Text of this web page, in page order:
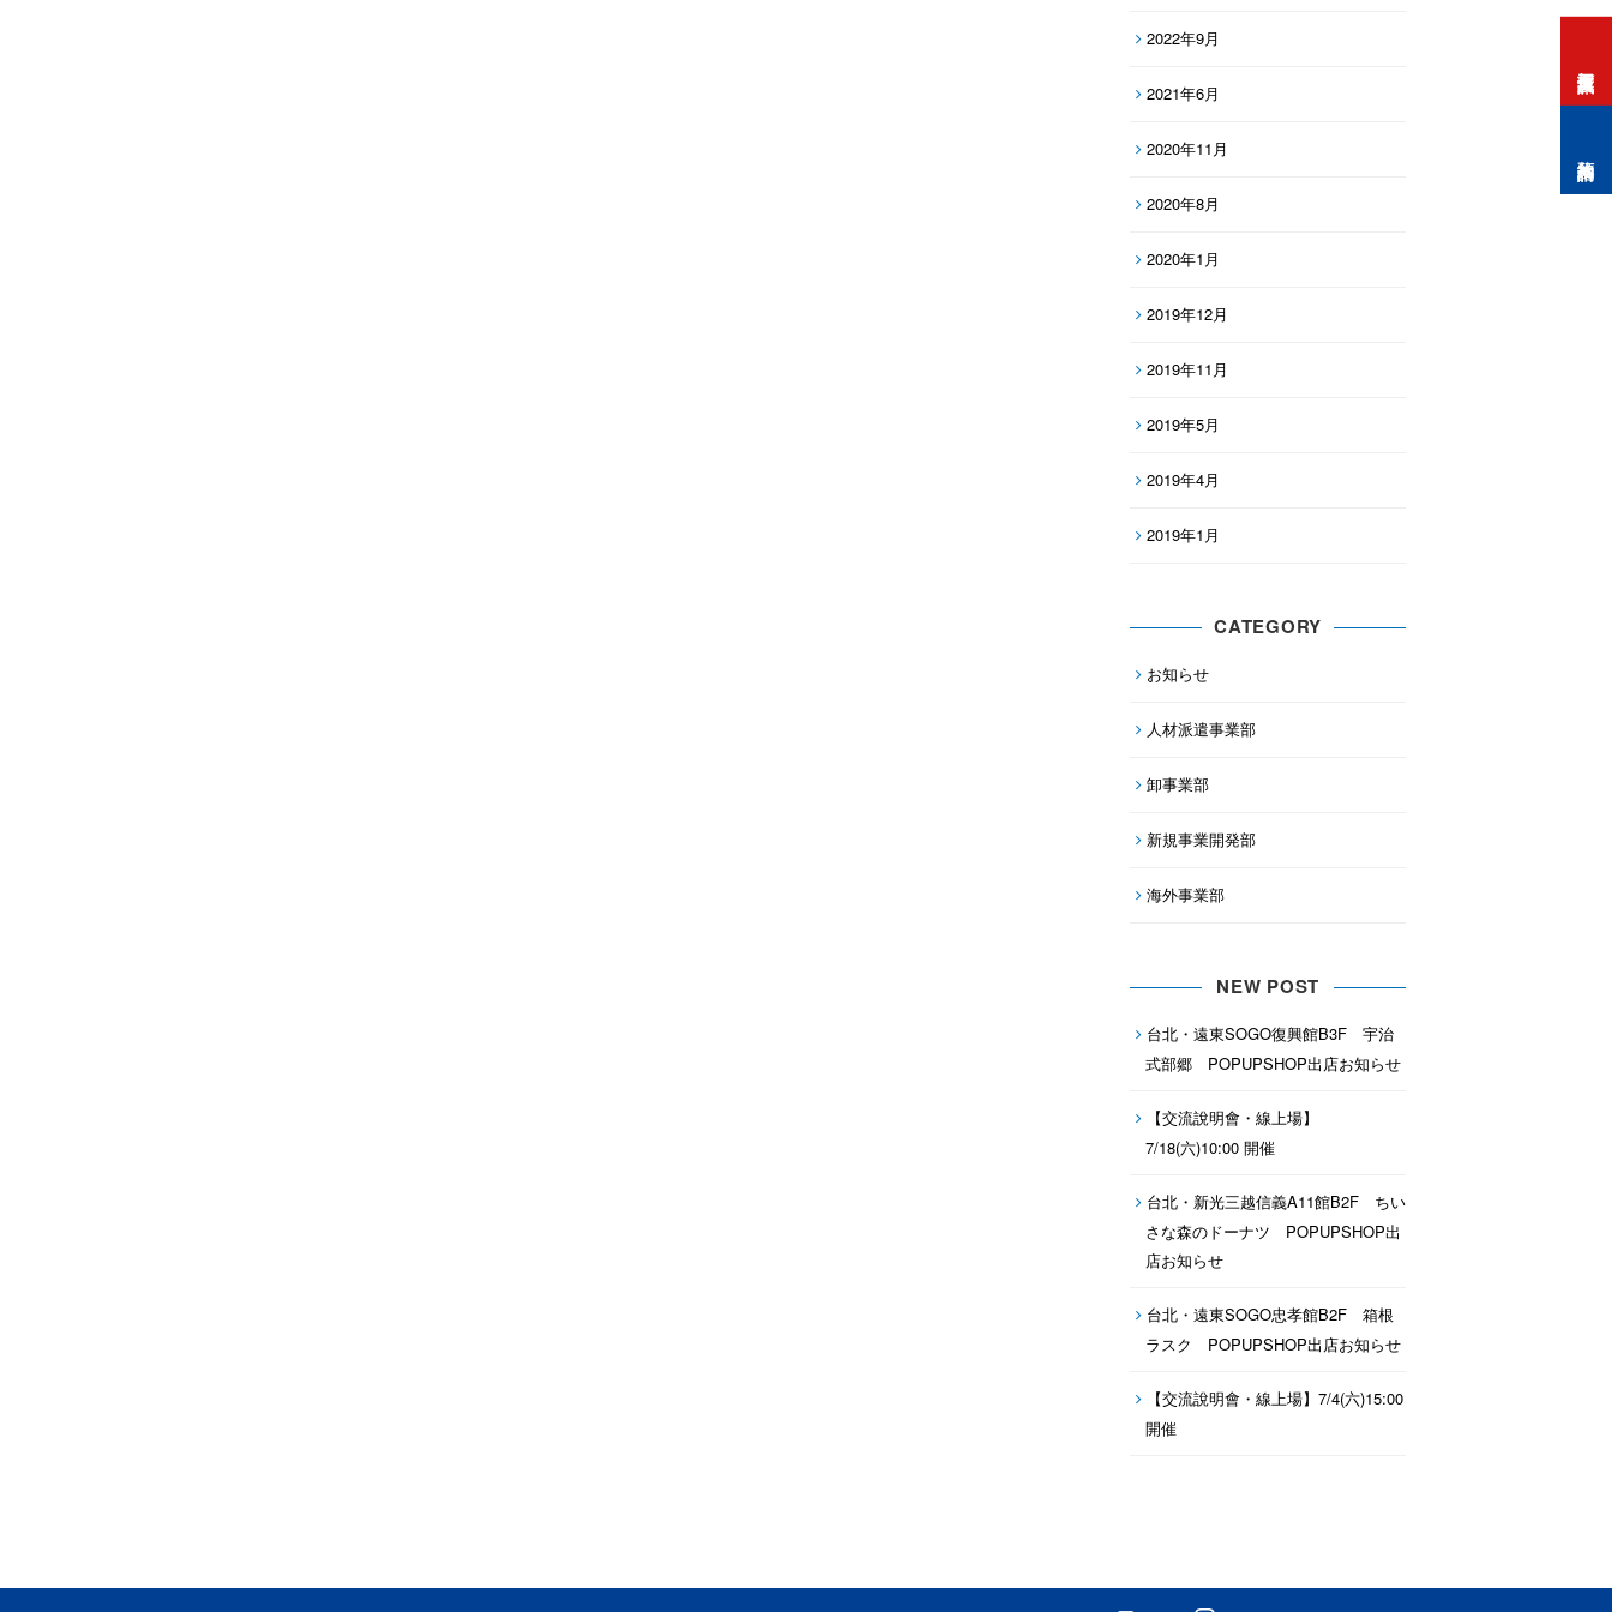
2022年9月
2021年6月
2020年11月
2020年8月
2020年1月
2019年12月
2019年11月
2019年5月
2019年4月
2019年1月
CATEGORY
お知らせ
人材派遣事業部
卸事業部
新規事業開発部
海外事業部
NEW POST
台北・遠東SOGO復興館B3F 宇治
式部郷 POPUPSHOP出店お知らせ
【交流說明會・線上場】
7/18(六)10:00 開催
台北・新光三越信義A11館B2F ちい
さな森のドーナツ POPUPSHOP出
店お知らせ
台北・遠東SOGO忠孝館B2F 箱根
ラスク POPUPSHOP出店お知らせ
【交流說明會・線上場】7/4(六)15:00
開催